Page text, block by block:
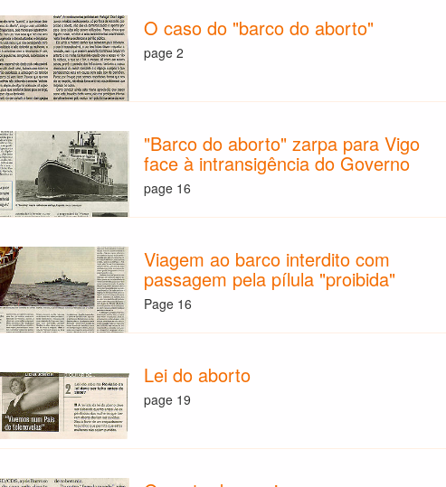
O caso do "barco do aborto"
page 2
"Barco do aborto" zarpa para Vigo
face à intransigência do Governo
page 16
Viagem ao barco interdito com
passagem pela pílula "proibida"
Page 16
Lei do aborto
page 19